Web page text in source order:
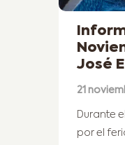
José
21
Durante
por el